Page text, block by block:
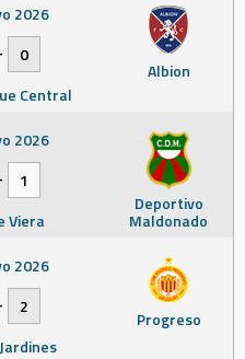
Albion
2026
0
Central
Deportivo
Maldonado
2026
1
Viera
Progreso
2026
2